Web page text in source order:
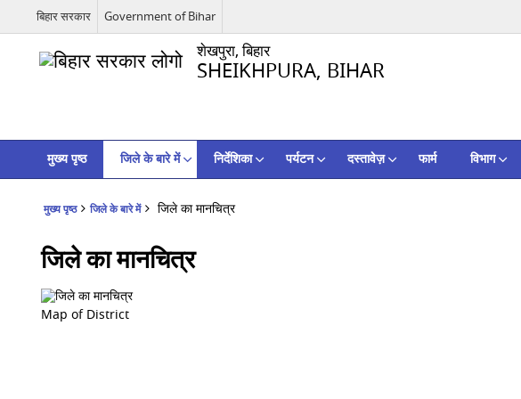
बिहार सरकार Government of Bihar
शेखपुरा, बिहार
SHEIKHPURA, BIHAR
मुख्य पृष्ठ जिले के बारे में निर्देशिका पर्यटन दस्तावेज़ फार्म विभाग
मुख्य पृष्ठ जिले के बारे में जिले का मानचित्र
जिले का मानचित्र
Map of District